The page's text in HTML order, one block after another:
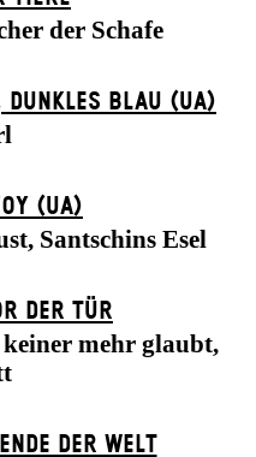
der Schafe
DUNK­LES BLAU (UA)
(UA)
Santschins Esel
DER TÜR
mehr glaubt,
DER WELT